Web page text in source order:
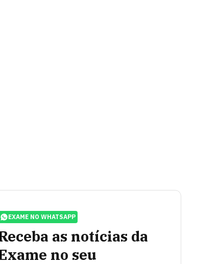
EXAME NO WHATSAPP
as notícias da
no seu